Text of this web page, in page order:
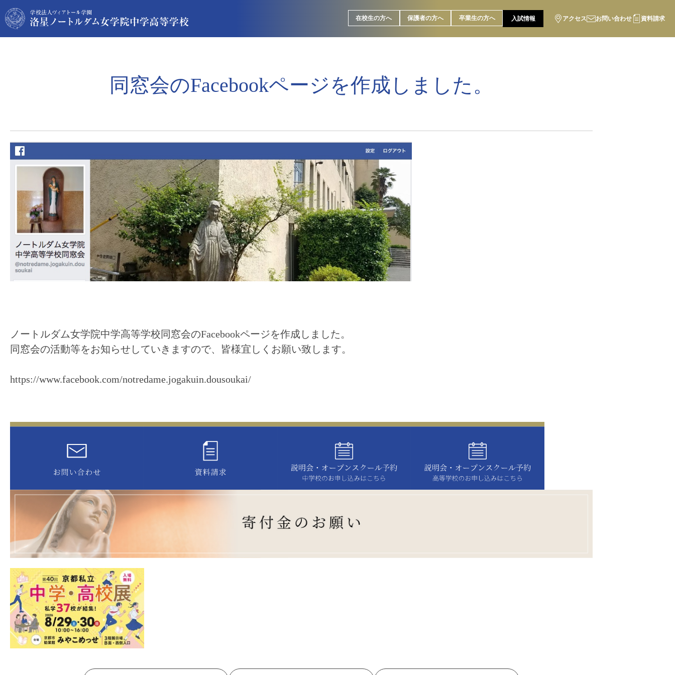
在校生の方へ 保護者の方へ 卒業生の方へ 入試情報 アクセス お問い合わせ 資料請求
同窓会のFacebookページを作成しました。
ノートルダム女学院中学高等学校同窓会のFacebookページを作成しました。
同窓会の活動等をお知らせしていきますので、皆様宜しくお願い致します。
https://www.facebook.com/notredame.jogakuin.dousoukai/